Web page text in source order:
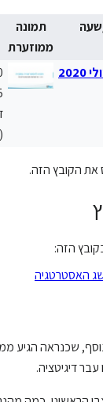
תמונה
ממוזערת
(24.51 מ"ב)
את הקובץ הזה.
הזה:
האסטרטגיה
שכנראה הגיע
דיגיטציה.